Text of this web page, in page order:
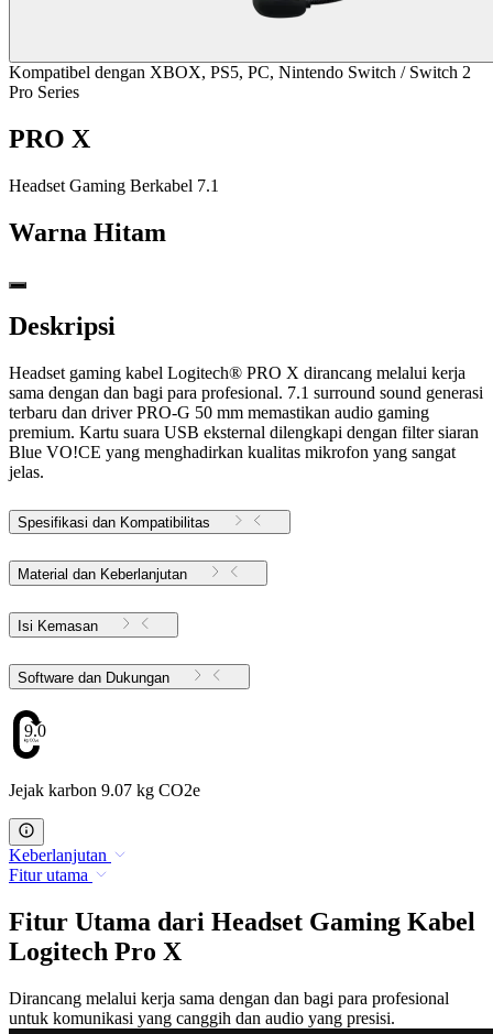
Kompatibel dengan XBOX, PS5, PC, Nintendo Switch / Switch 2
Pro Series
PRO X
Headset Gaming Berkabel 7.1
Warna Hitam
Deskripsi
Headset gaming kabel Logitech® PRO X dirancang melalui kerja
sama dengan dan bagi para profesional. 7.1 surround sound generasi
terbaru dan driver PRO-G 50 mm memastikan audio gaming
premium. Kartu suara USB eksternal dilengkapi dengan filter siaran
Blue VO!CE yang menghadirkan kualitas mikrofon yang sangat
jelas.
Spesifikasi dan Kompatibilitas
Material dan Keberlanjutan
Isi Kemasan
Software dan Dukungan
9.07
Jejak karbon 9.07 kg CO2e
Keberlanjutan
Fitur utama
Fitur Utama dari Headset Gaming Kabel
Logitech Pro X
Dirancang melalui kerja sama dengan dan bagi para profesional
untuk komunikasi yang canggih dan audio yang presisi.